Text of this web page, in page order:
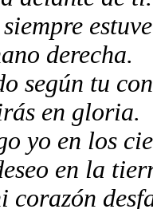
derecha.
según tu
en gloria.
yo en los
en la
corazón